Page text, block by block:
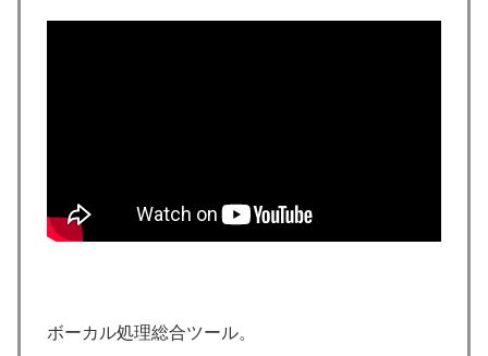
ボーカル処理総合ツール。